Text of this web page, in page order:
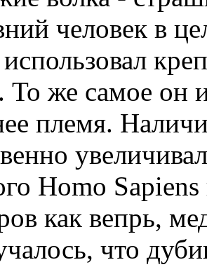
человек в
использовал
То же самое он
племя.
Homo Sapiens
как вепрь,
что